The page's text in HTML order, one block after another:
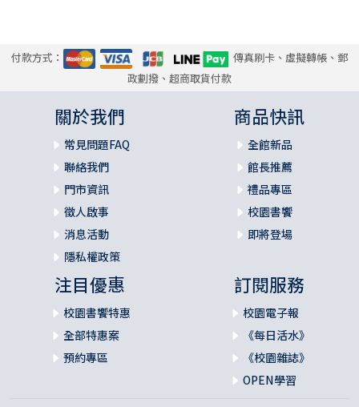
付款方式：
傳真刷卡、虛擬轉帳、郵
政劃撥、超商取貨付款
關於我們
常見問題FAQ
聯絡我們
門市資訊
徵人啟事
消息活動
隱私權政策
商品快訊
全館新品
館長推薦
禮品專區
校園書饗
即將登場
注目優惠
校園書饗特惠
全部特惠案
預約專區
訂閱服務
校園電子報
《每日活水》
《校園雜誌》
OPEN學習